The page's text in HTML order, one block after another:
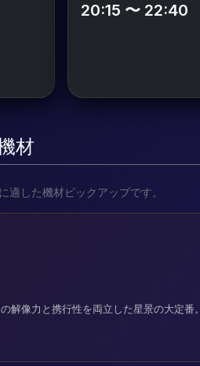
20:15 〜 22:40
材
適した機材ピックアップです。
解像力と携行性を両立した星景の大定番。